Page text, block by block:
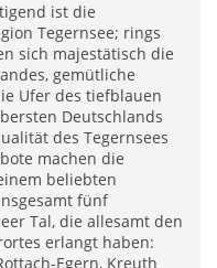
ist die
Tegernsee; rings
sich majestätisch die
gemütliche
Ufer des tiefblauen
Deutschlands
des Tegernsees
machen die
beliebten
fünf
Tal, die allesamt den
erlangt haben:
Egern, Kreuth